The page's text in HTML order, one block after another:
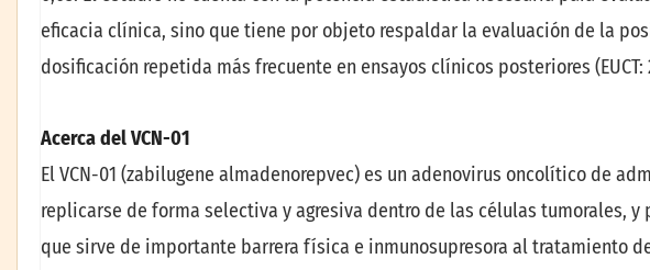
eficacia clínica, sino que tiene por objeto respaldar la evaluación de la
dosificación repetida más frecuente en ensayos clínicos posteriores (EUCT:
Acerca del VCN-01
El VCN-01 (zabilugene almadenorepvec) es un adenovirus oncolítico de
replicarse de forma selectiva y agresiva dentro de las células tumorales, y
que sirve de importante barrera física e inmunosupresora al tratamiento